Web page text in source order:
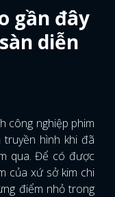
gần đây
diễn
công nghiệp phim
hình khi đã
qua. Để có được
của xứ sở kim chi
điểm nhỏ trong